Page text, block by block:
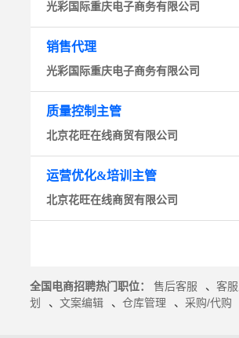
光彩国际重庆电子商务有限公司
销售代理
光彩国际重庆电子商务有限公司
质量控制主管
北京花旺在线商贸有限公司
运营优化&培训主管
北京花旺在线商贸有限公司
全国电商招聘热门职位： 售后客服 、 客
划
、 文案编辑 、 仓库管理 、 采购/代购